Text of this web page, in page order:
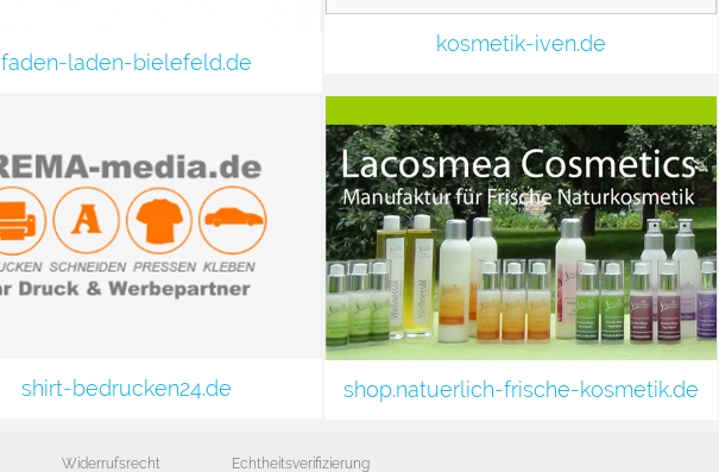
faden-laden-bielefeld.de
kosmetik-iven.de
shirt-bedrucken24.de shop.natuerlich-frische-kosmetik.de
Widerrufsrecht Echtheitsverifizierung